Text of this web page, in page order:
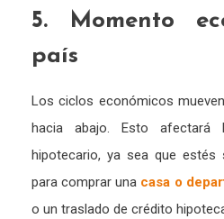
5. Momento
país
Los ciclos económicos
hacia abajo. Esto
hipotecario, ya sea que estés
para comprar una casa o
o un traslado de crédito